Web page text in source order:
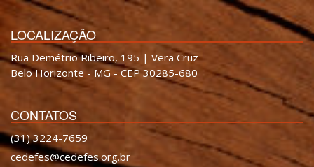
LOCALIZAÇÃO
Rua Demétrio Ribeiro, 195 | Vera Cruz
Belo Horizonte - MG - CEP 30285-680
CONTATOS
(31) 3224-7659
cedefes@cedefes.org.br